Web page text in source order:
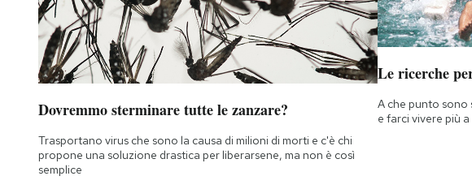
Dovremmo sterminare tutte le zanzare?
Trasportano virus che sono la causa di milioni di morti e c'è chi
propone una soluzione drastica per liberarsene, ma non è così
semplice
Le ricerche
A che punto sono
e farci vivere più